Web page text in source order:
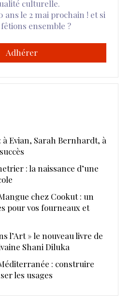
culturelle.
ans le 2 mai prochain ! et si
ensemble ?
Adhérer
Evian, Sarah Bernhardt, à
: la naissance d’une
chez Cookut : un
pour vos fourneaux et
l’Art » le nouveau livre de
Shani Diluka
: construire
les usages